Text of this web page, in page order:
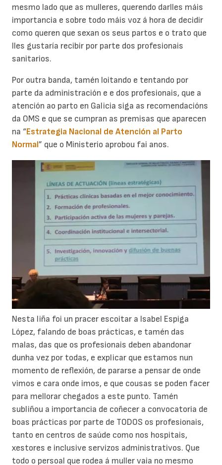
mesmo lado que as mulleres, querendo darlles máis
importancia e sobre todo máis voz á hora de decidir
como queren que sexan os seus partos e o trato que
lles gustaría recibir por parte dos profesionais
sanitarios.
Por outra banda, tamén loitando e tentando por
parte da administración e e dos profesionais, que a
atención ao parto en Galicia siga as recomendacións
da OMS e que se cumpran as premisas que aparecen
na “Estrategia Nacional de Atención al Parto
Normal” que o Ministerio aprobou fai anos.
Nesta liña foi un pracer escoitar a Isabel Espiga
López, falando de boas prácticas, e tamén das
malas, das que os profesionais deben abandonar
dunha vez por todas, e explicar que estamos nun
momento de reflexión, de pararse a pensar de onde
vimos e cara onde imos, e que cousas se poden facer
para mellorar chegados a este punto. Tamén
subliñou a importancia de coñecer a convocatoria de
boas prácticas por parte de TODOS os profesionais,
tanto en centros de saúde como nos hospitais,
xestores e inclusive servizos administrativos. Que
todo o persoal que rodea á muller vaia no mesmo